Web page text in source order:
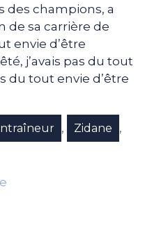
des champions, a
de sa carrière de
envie d’être
j’avais pas du tout
du tout envie d’être
, Zidane ,